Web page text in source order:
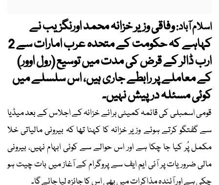
اسلام آباد:وفاقی وزیر خزانہ محمد اورنگزیب نے
کہاہے کہ حکومت کے متحدہ عرب امارات سے 2
ارب ڈالر کے قرض کی مدت میں توسیع (رول اوور)
کے معاملے پر رابطے جاری ہیں، اس سلسلے میں
کوئی مسئلہ درپیش نہیں۔
قومی اسمبلی کی قائمہ کمیٹی برائے خزانہ کے اجلاس کے بعد میڈیا
سے گفتگو کرتے ہوئے وزیر خزانہ کا کہنا تھا کہ بیرونی مالیاتی خلا
مکمل پُر کیا جا چکا ہے اور اس حوالے سے کوئی ابہام نہیں، بیرونی
مالی ضروریات پر آئی ایم ایف سے پروگرام کے آغاز میں بات چیت ہو
چکی ہے اور آئندہ مذاکرات میں بھی اس کا جائزہ لیا جائے گا۔